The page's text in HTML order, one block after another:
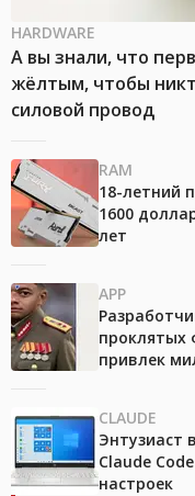
HARDWARE
А вы знали, что
жёлтым, чтобы
силовой провод
RAM
18-летний
1600
лет
APP
проклятых
привлек
CLAUDE
Энтузиаст
Claude
настроек